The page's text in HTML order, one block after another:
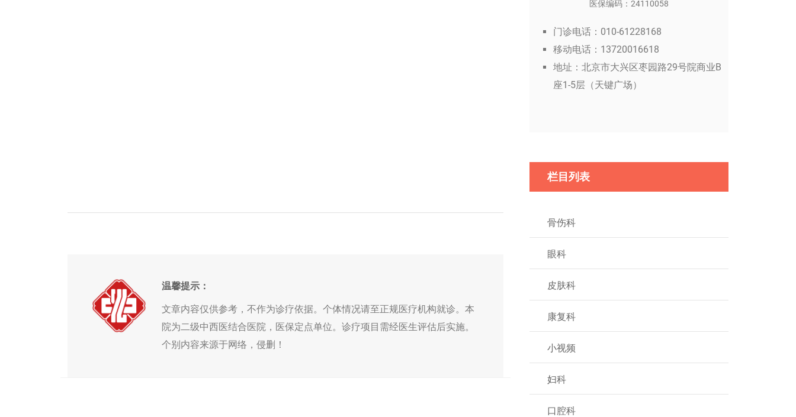
温馨提示：
文章内容仅供参考，不作为诊疗依据。个体情况请至正规医疗机构就诊。本
院为二级中西医结合医院，医保定点单位。诊疗项目需经医生评估后实施。
个别内容来源于网络，侵删！
医保编码：24110058
门诊电话：010-61228168
移动电话：13720016618
地址：北京市大兴区枣园路29号院商业B
座1-5层（天键广场）
栏目列表
骨伤科
眼科
皮肤科
康复科
小视频
妇科
口腔科